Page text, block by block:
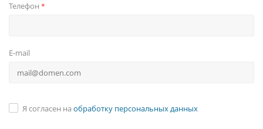
Телефон *
E-mail
Я согласен на обработку персональных данных